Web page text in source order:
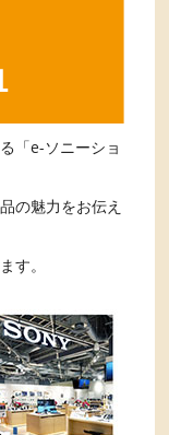
「e-ソニーショ
の魅力をお伝え
す。